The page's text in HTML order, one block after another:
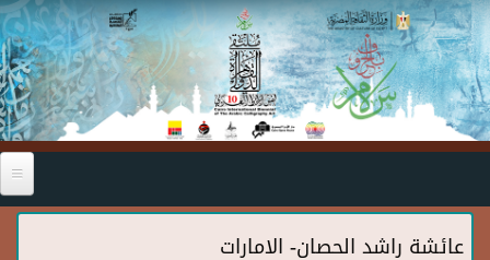
Skip to main content
عائشة راشد الحصان- الامارات